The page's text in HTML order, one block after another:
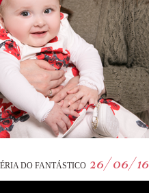
DO FANTÁSTICO 26/06/16